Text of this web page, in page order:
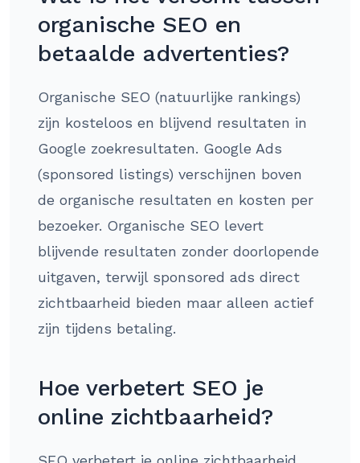
organische SEO en
betaalde advertenties?
Organische SEO (natuurlijke rankings)
zijn kosteloos en blijvend resultaten in
Google zoekresultaten. Google Ads
(sponsored listings) verschijnen boven
de organische resultaten en kosten per
bezoeker. Organische SEO levert
blijvende resultaten zonder doorlopende
uitgaven, terwijl sponsored ads direct
zichtbaarheid bieden maar alleen actief
zijn tijdens betaling.
Hoe verbetert SEO je
online zichtbaarheid?